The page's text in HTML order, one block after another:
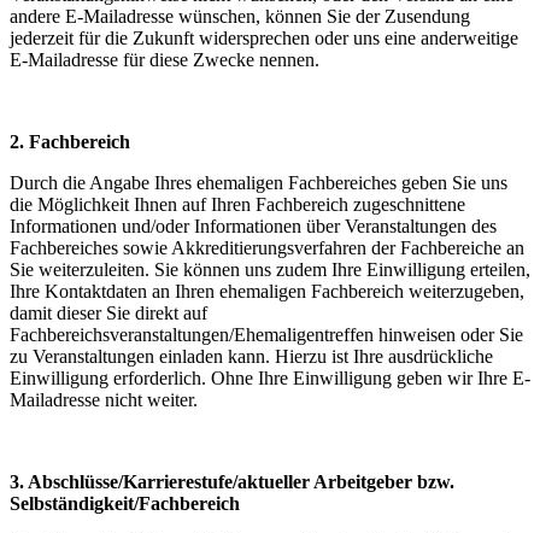
andere E-Mailadresse wünschen, können Sie der Zusendung
jederzeit für die Zukunft widersprechen oder uns eine anderweitige
E-Mailadresse für diese Zwecke nennen.
2. Fachbereich
Durch die Angabe Ihres ehemaligen Fachbereiches geben Sie uns
die Möglichkeit Ihnen auf Ihren Fachbereich zugeschnittene
Informationen und/oder Informationen über Veranstaltungen des
Fachbereiches sowie Akkreditierungsverfahren der Fachbereiche an
Sie weiterzuleiten. Sie können uns zudem Ihre Einwilligung erteilen,
Ihre Kontaktdaten an Ihren ehemaligen Fachbereich weiterzugeben,
damit dieser Sie direkt auf
Fachbereichsveranstaltungen/Ehemaligentreffen hinweisen oder Sie
zu Veranstaltungen einladen kann. Hierzu ist Ihre ausdrückliche
Einwilligung erforderlich. Ohne Ihre Einwilligung geben wir Ihre E-
Mailadresse nicht weiter.
3. Abschlüsse/Karrierestufe/aktueller Arbeitgeber bzw.
Selbständigkeit/Fachbereich